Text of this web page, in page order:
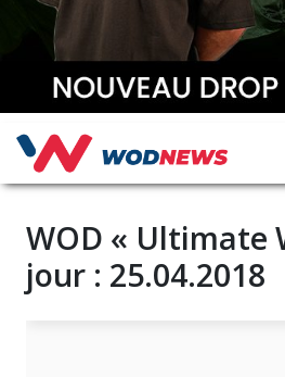
WOD « Ultimate
jour : 25.04.2018